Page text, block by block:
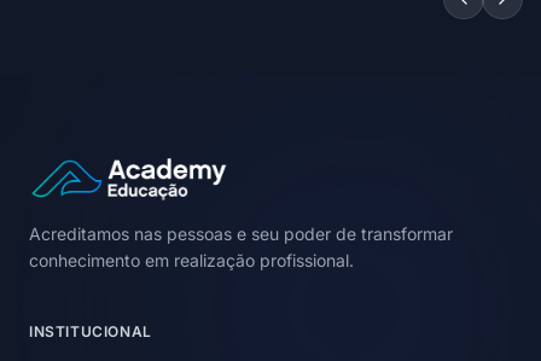
Acreditamos nas pessoas e seu poder de transformar
conhecimento em realização profissional.
INSTITUCIONAL